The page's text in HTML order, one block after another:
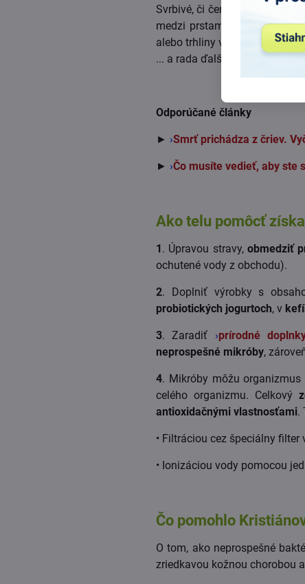
Svrbivé, či červené šupinaté
medzi prstami na nohách a
alebo trhliny väčšinou v
... a rada ďalších aj pomerne
Odporúčané články
► ›Smrť prichádza z čriev.
► ›Čo musíte vedieť, aby ste
Ako telu pomôcť
1. Úpravou stravy,obmedziť
ochutené vody z obchodu).
2. Doplniť výrobky s
probiotických jogurtoch, v
3. Zaradiť ›prírodné
neprospešné mikróby,
4. Mikróby môžu
celého organizmu. Celkový
antioxidačnými vlastnosťami.
• Filtráciou cez špeciálny filter
• Ionizáciou vody pomocou
Čo pomohlo
O tom, ako neprospešné
zriedkavou kožnou chorobou a